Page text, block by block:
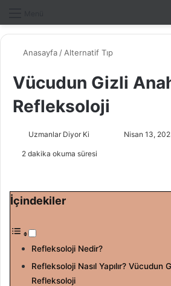
Anasayfa / Alternatif Tıp
Vücudun Gizli
Refleksoloji
Uzmanlar Diyor Ki
o
X
-
a
Nisan 13,
2 dakika okuma süresi
İçindekiler
Refleksoloji Nedir?
Refleksoloji Nasıl Yapılır? Vücudun
Refleksoloji